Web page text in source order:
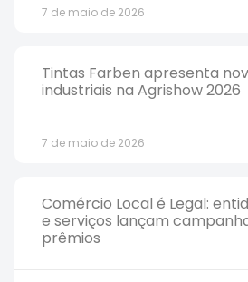
7 de maio de 2026
Tintas Farben apresenta
industriais na Agrishow 2026
7 de maio de 2026
Comércio Local é Legal:
e serviços lançam
prêmios